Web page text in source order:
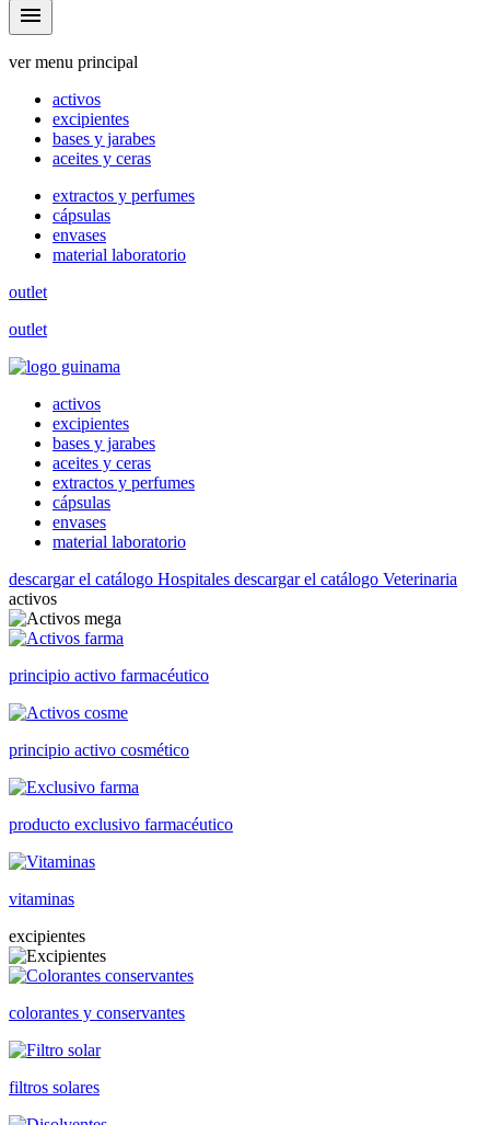
menu
ver menu principal
activos
excipientes
bases y jarabes
aceites y ceras
extractos y perfumes
cápsulas
envases
material laboratorio
outlet
outlet
activos
excipientes
bases y jarabes
aceites y ceras
extractos y perfumes
cápsulas
envases
material laboratorio
descargar el catálogo Hospitales descargar el catálogo Veterinaria
activos
principio activo farmacéutico
principio activo cosmético
producto exclusivo farmacéutico
vitaminas
excipientes
colorantes y conservantes
filtros solares